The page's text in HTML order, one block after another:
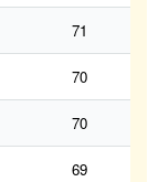
71
70
70
69